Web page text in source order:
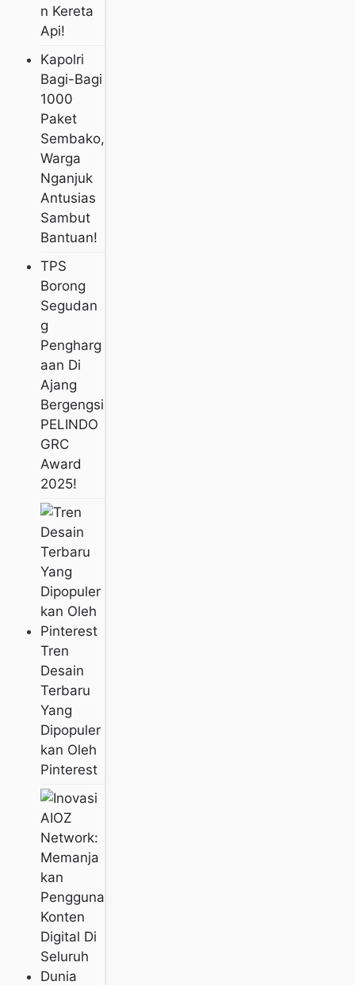
N Kereta
Api!
Kapolri
Bagi-Bagi
1000
Paket
Sembako,
Warga
Nganjuk
Antusias
Sambut
Bantuan!
TPS
Borong
Segudan
G
Pengharg
Aan Di
Ajang
Bergengsi
PELINDO
GRC
Award
2025!
Tren
Desain
Terbaru
Yang
Dipopuler
Kan Oleh
Pinterest